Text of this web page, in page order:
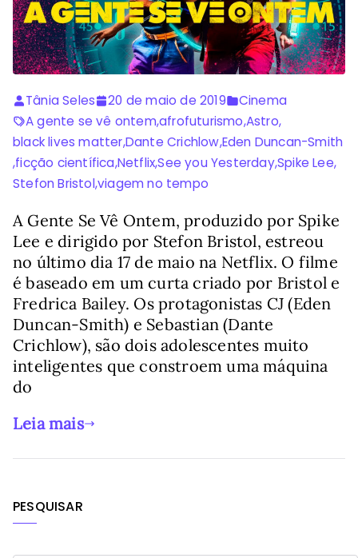
Tânia Seles 20 de maio de 2019
Cinema
A gente se vê ontem,afrofuturismo,Astro,
black lives matter,Dante Crichlow,Eden Duncan-Smith
,ficção científica,Netflix,See you Yesterday,Spike Lee,
Stefon Bristol,viagem no tempo
A Gente Se Vê Ontem, produzido por Spike
Lee e dirigido por Stefon Bristol, estreou
no último dia 17 de maio na Netflix. O filme
é baseado em um curta criado por Bristol e
Fredrica Bailey. Os protagonistas CJ (Eden
Duncan-Smith) e Sebastian (Dante
Crichlow), são dois adolescentes muito
inteligentes que constroem uma máquina
do
Leia mais
PESQUISAR